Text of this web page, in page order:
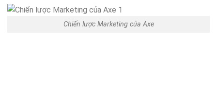
Chiến lược Marketing của Axe